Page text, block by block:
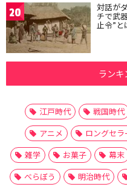
20 対話が
チで武
止令”と
ランキ
江戸時代 戦国時代
アニメ
ロングセラ
雑学
お菓子 幕末
べらぼう
明治時代